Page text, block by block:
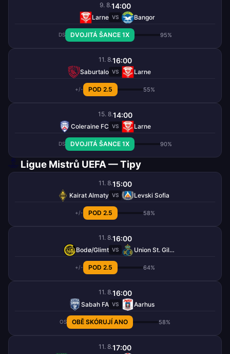
9. 8.14:00
Larne VS Bangor
DS DVOJITÁ ŠANCE 1X 95%
11. 8.16:00
Saburtalo VS Larne
+/- POD 2.5 55%
15. 8.14:00
Coleraine FC VS Larne
DS DVOJITÁ ŠANCE 1X 90%
Ligue Mistrů UEFA — Tipy
11. 8.15:00
Kairat Almaty VS Levski Sofia
+/- POD 2.5 58%
11. 8.16:00
Bodø/Glimt VS Union St. Gilloise
+/- POD 2.5 64%
11. 8.16:00
Sabah FA VS Aarhus
OS OBĚ SKÓRUJÍ ANO 58%
11. 8.17:00